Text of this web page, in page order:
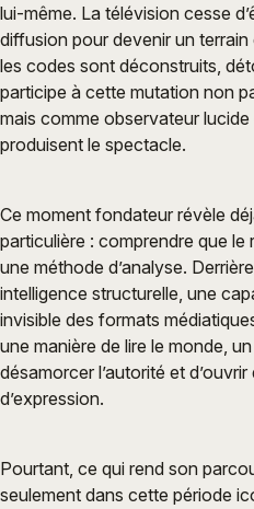
lui-même. La télévision cesse
diffusion pour devenir un
les codes sont déconstruits,
participe à cette mutation non
mais comme observateur
produisent le spectacle.
Ce moment fondateur révèle
particulière : comprendre que le
une méthode d’analyse.
intelligence structurelle, une
invisible des formats
une manière de lire le monde,
désamorcer l’autorité et
d’expression.
Pourtant, ce qui rend son
seulement dans cette période